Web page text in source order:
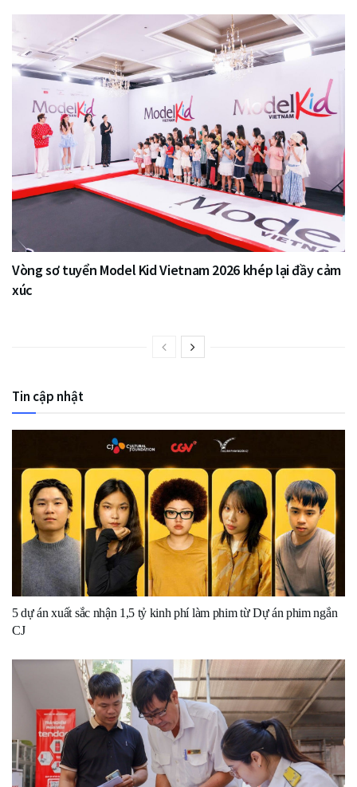
Vòng sơ tuyển Model Kid Vietnam 2026 khép lại đầy cảm
xúc
Tin cập nhật
5 dự án xuất sắc nhận 1,5 tỷ kinh phí làm phim từ Dự án phim ngắn
CJ